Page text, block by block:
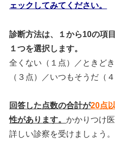
ェックしてみてください。
診断方法は、１から10の項
１つを選択します。
全くない（１点）／ときど
（３点）／いつもそうだ（４
回答した点数の合計が20点
性があります。かかりつけ
詳しい診察を受けましょう。